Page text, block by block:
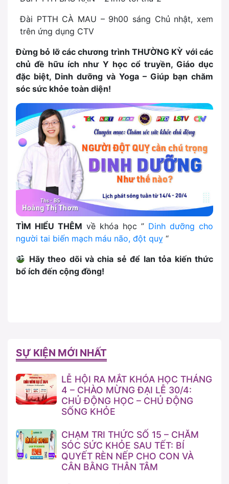
Đài PTTH CÀ MAU – 9h00 sáng Chủ nhật, xem
trên ứng dụng CTV
Đừng bỏ lỡ các chương trình THƯỜNG KỲ với các
chủ đề hữu ích như Y học cổ truyền, Giáo dục
đặc biệt, Dinh dưỡng và Yoga – Giúp bạn chăm
sóc sức khỏe toàn diện!
TÌM HIỂU THÊM về khóa học ” Dinh dưỡng cho
người tai biến mạch máu não, đột quỵ “
Hãy theo dõi và chia sẻ để lan tỏa kiến thức
bổ ích đến cộng đồng!
SỰ KIỆN MỚI NHẤT
LỄ HỘI RA MẮT KHÓA HỌC THÁNG
4 – CHÀO MỪNG ĐẠI LỄ 30/4:
CHỦ ĐỘNG HỌC – CHỦ ĐỘNG
SỐNG KHỎE
CHẠM TRI THỨC SỐ 15 – CHĂM
SÓC SỨC KHỎE SAU TẾT: BÍ
QUYẾT RÈN NẾP CHO CON VÀ
CÂN BẰNG THÂN TÂM